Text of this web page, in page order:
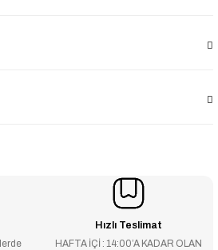
Hızlı Teslimat
HAFTA İÇİ : 14:00’A KADAR OLAN